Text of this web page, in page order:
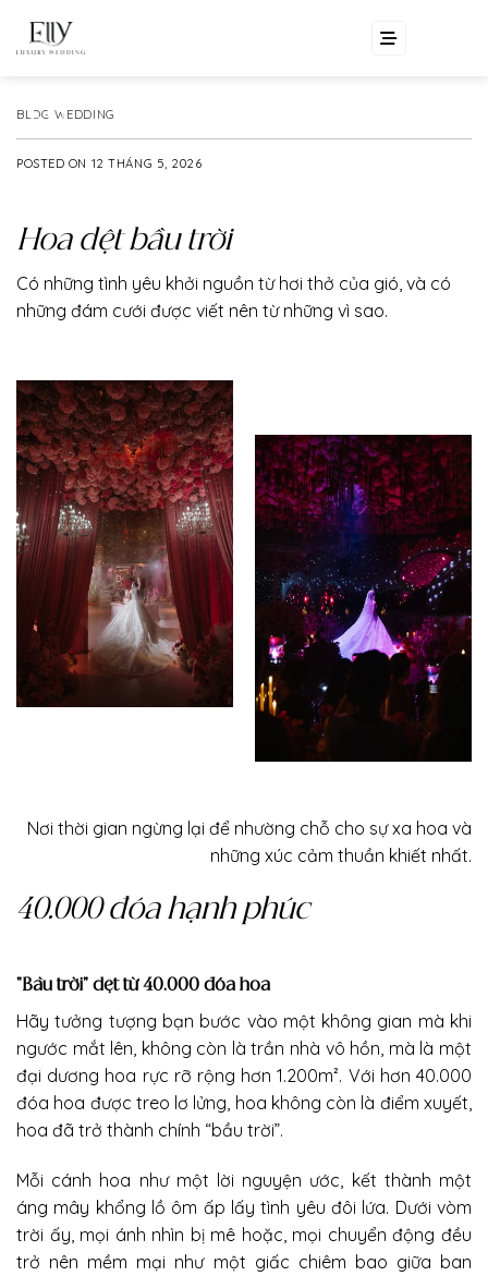
BLOG WEDDING
POSTED ON 12 THÁNG 5, 2026
Hoa dệt bầu trời
Có những tình yêu khởi nguồn từ hơi thở của gió, và có
những đám cưới được viết nên từ những vì sao.
Nơi thời gian ngừng lại để nhường chỗ cho sự xa hoa và
những xúc cảm thuần khiết nhất.
40.000 đóa hạnh phúc
“Bầu trời” dệt từ 40.000 đóa hoa
Hãy tưởng tượng bạn bước vào một không gian mà khi
ngước mắt lên, không còn là trần nhà vô hồn, mà là một
đại dương hoa rực rỡ rộng hơn 1.200m². Với hơn 40.000
đóa hoa được treo lơ lửng, hoa không còn là điểm xuyết,
hoa đã trở thành chính “bầu trời”.
Mỗi cánh hoa như một lời nguyện ước, kết thành một
áng mây khổng lồ ôm ấp lấy tình yêu đôi lứa. Dưới vòm
trời ấy, mọi ánh nhìn bị mê hoặc, mọi chuyển động đều
trở nên mềm mại như một giấc chiêm bao giữa ban